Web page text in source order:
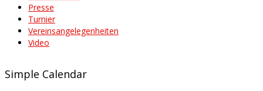
Presse
Turnier
Vereinsangelegenheiten
Video
Simple Calendar